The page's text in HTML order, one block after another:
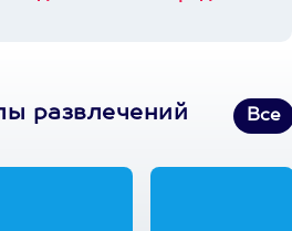
развлечений Все